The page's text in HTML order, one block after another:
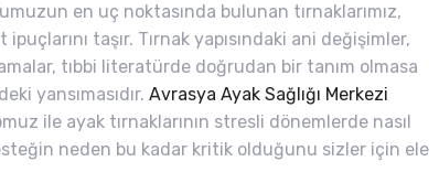
en uç noktasında bulunan tırnaklarımız,
taşır. Tırnak yapısındaki ani değişimler,
tıbbi literatürde doğrudan bir tanım olmasa
yansımasıdır. Avrasya Ayak Sağlığı Merkezi
ile ayak tırnaklarının stresli dönemlerde nasıl
neden bu kadar kritik olduğunu sizler için ele